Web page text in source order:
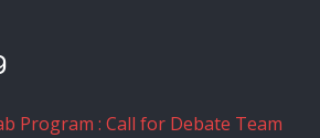
Program : Call for Debate Team